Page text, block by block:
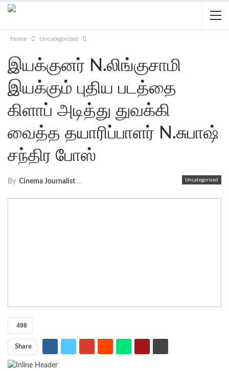
Home Uncategorized
இயக்குனர் N.லிங்குசாமி
இயக்கும் புதிய படத்தை
கிளாப் அடித்து துவக்கி
வைத்த தயாரிப்பாளர் N.சுபாஷ்
சந்திர போஸ்
Uncategorized
By Cinema Journalist Union
498
Share